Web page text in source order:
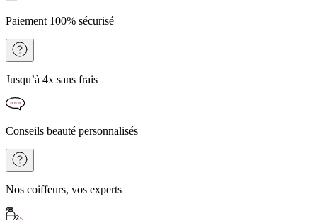
Paiement 100% sécurisé
Jusqu’à 4x sans frais
Conseils beauté personnalisés
Nos coiffeurs, vos experts